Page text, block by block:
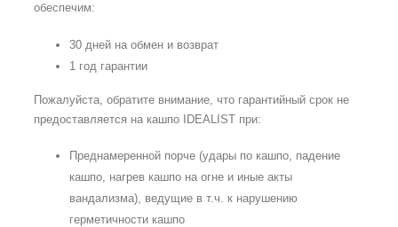
обеспечим:
30 дней на обмен и возврат
1 год гарантии
Пожалуйста, обратите внимание, что гарантийный срок не
предоставляется на кашпо IDEALIST при:
Преднамеренной порче (удары по кашпо, падение
кашпо, нагрев кашпо на огне и иные акты
вандализма), ведущие в т.ч. к нарушению
герметичности кашпо